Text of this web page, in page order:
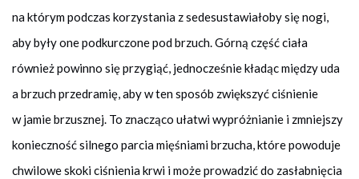
na którym podczas korzystania z sedesustawiałoby się nogi,
aby były one podkurczone pod brzuch. Górną część ciała
również powinno się przygiąć, jednocześnie kładąc między uda
a brzuch przedramię, aby w ten sposób zwiększyć ciśnienie
w jamie brzusznej. To znacząco ułatwi wypróżnianie i zmniejszy
konieczność silnego parcia mięśniami brzucha, które powoduje
chwilowe skoki ciśnienia krwi i może prowadzić do zasłabnięcia